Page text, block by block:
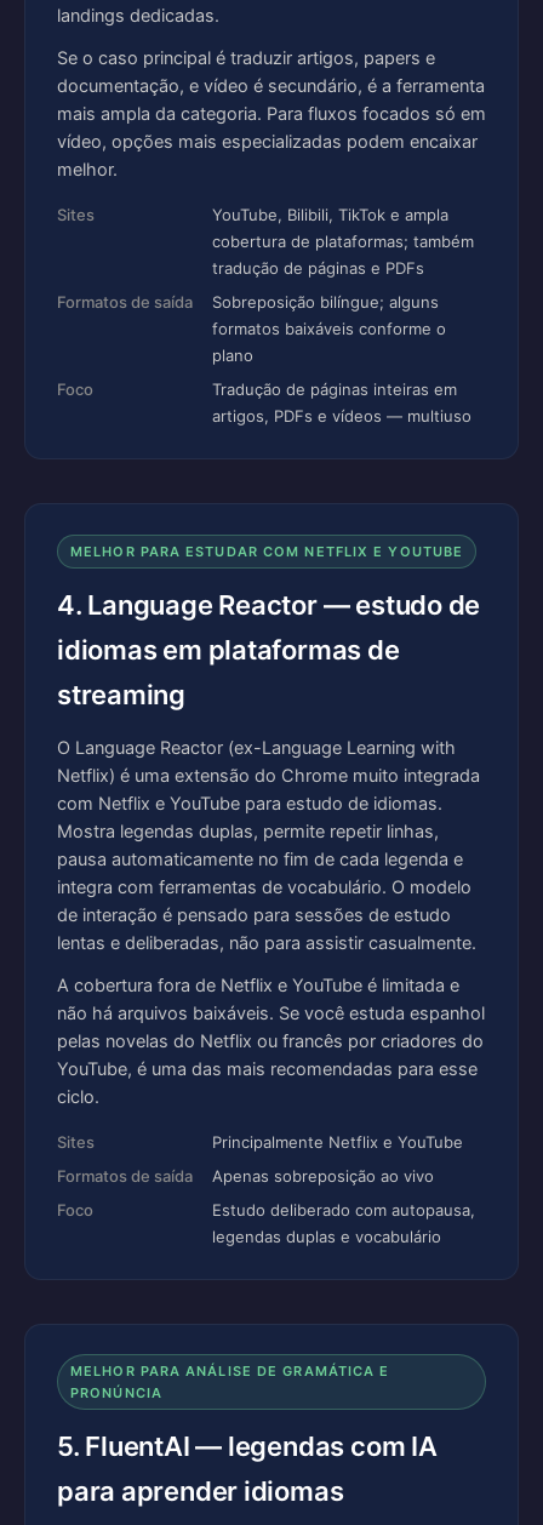
landings dedicadas.
Se o caso principal é traduzir artigos, papers e
documentação, e vídeo é secundário, é a ferramenta
mais ampla da categoria. Para fluxos focados só em
vídeo, opções mais especializadas podem encaixar
melhor.
Sites
YouTube, Bilibili, TikTok e ampla
cobertura de plataformas; também
tradução de páginas e PDFs
Formatos de saída
Sobreposição bilíngue; alguns
formatos baixáveis conforme o
plano
Foco
Tradução de páginas inteiras em
artigos, PDFs e vídeos — multiuso
MELHOR PARA ESTUDAR COM NETFLIX E YOUTUBE
4. Language Reactor — estudo de
idiomas em plataformas de
streaming
O Language Reactor (ex-Language Learning with
Netflix) é uma extensão do Chrome muito integrada
com Netflix e YouTube para estudo de idiomas.
Mostra legendas duplas, permite repetir linhas,
pausa automaticamente no fim de cada legenda e
integra com ferramentas de vocabulário. O modelo
de interação é pensado para sessões de estudo
lentas e deliberadas, não para assistir casualmente.
A cobertura fora de Netflix e YouTube é limitada e
não há arquivos baixáveis. Se você estuda espanhol
pelas novelas do Netflix ou francês por criadores do
YouTube, é uma das mais recomendadas para esse
ciclo.
Sites
Principalmente Netflix e YouTube
Formatos de saída
Apenas sobreposição ao vivo
Foco
Estudo deliberado com autopausa,
legendas duplas e vocabulário
MELHOR PARA ANÁLISE DE GRAMÁTICA E
PRONÚNCIA
5. FluentAI — legendas com IA
para aprender idiomas